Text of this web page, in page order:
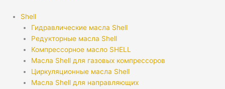
Shell
Гидравлические масла Shell
Редукторные масла Shell
Компрессорное масло SHELL
Масла Shell для газовых компрессоров
Циркуляционные масла Shell
Масла Shell для направляющих